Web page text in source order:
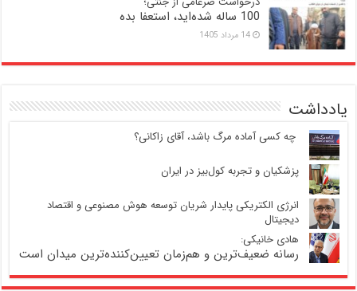
100 ساله شده‌اید، استعفا بده
14 مرداد 1405
یادداشت
‍ چه کسی آماده مرگ باشد، آقای زاکانی؟
پزشکیان و تجربه کول‌بیز در ایران
انرژی الکتریکی پایدار شریان توسعه هوش مصنوعی و اقتصاد
دیجیتال
هادی خانیکی:
رسانه ضعیف‌ترین و هم‌زمان تعیین‌کننده‌ترین میدان است